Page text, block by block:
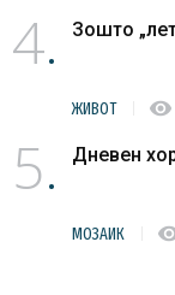
4 Зошто
ЖИВОТ visibility
5 Дневен
МОЗАИК